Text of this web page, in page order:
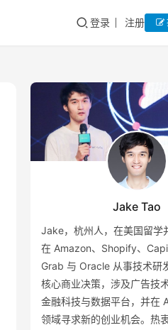
登录 注册
Jake Tao
Jake，杭州人，在美国留学
在 Amazon、Shopify、
Grab 与 Oracle 从事技术研
核心商业决策，涉及广告技
金融科技与数据平台，并在
领域寻求新的创业机会。热